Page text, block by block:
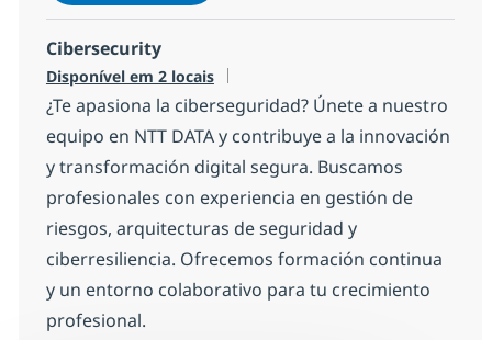
Cibersecurity
Disponível em 2 locais
¿Te apasiona la ciberseguridad? Únete a nuestro
equipo en NTT DATA y contribuye a la innovación
y transformación digital segura. Buscamos
profesionales con experiencia en gestión de
riesgos, arquitecturas de seguridad y
ciberresiliencia. Ofrecemos formación continua
y un entorno colaborativo para tu crecimiento
profesional.